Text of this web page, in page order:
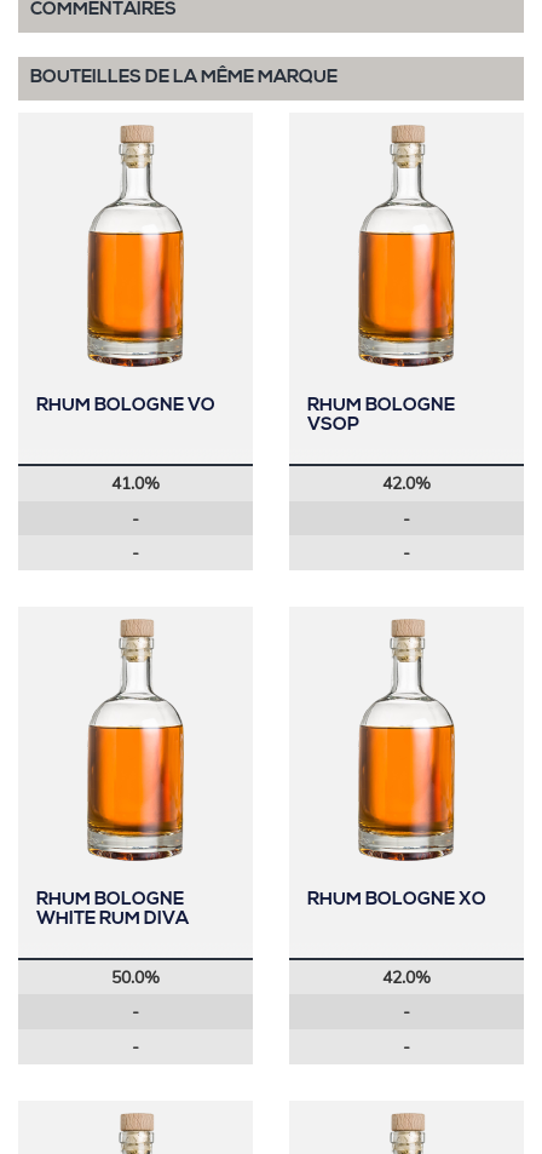
COMMENTAIRES
BOUTEILLES DE LA MÊME MARQUE
RHUM BOLOGNE VO
41.0%
-
-
RHUM BOLOGNE
VSOP
42.0%
-
-
RHUM BOLOGNE
WHITE RUM DIVA
50.0%
-
-
RHUM BOLOGNE XO
42.0%
-
-